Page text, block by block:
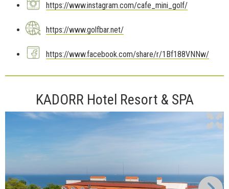
https://www.instagram.com/cafe_mini_golf/
https://www.golfbar.net/
https://www.facebook.com/share/r/1Bf188VNNw/
KADORR Hotel Resort & SPA